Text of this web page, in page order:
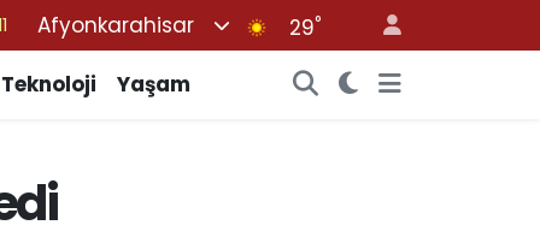
Afyonkarahisar 29°
Teknoloji Yaşam